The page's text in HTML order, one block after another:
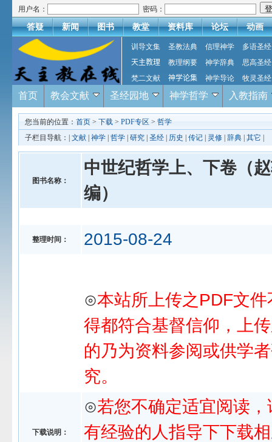
用户名： 密码：
答疑 新闻 图书 教堂 资料库 论坛 动画
训导文集 圣教法典 信理神学
多语圣经
天主教理
教理纲要 神学辞典
思高圣经
梵二文献
神学论集 神学导论 牧灵圣经
首页 教会文献 圣经园地 神学哲学 入教指南
您当前的位置： 首页 > 下载 > PDF专区 > 哲学
子栏目导航：| 文献 神学 哲学 研究 圣经 历史 传记 灵修 辞典 其它
图书名称：
中世纪哲学上、下卷（
编）
整理时间： 2015-08-24
⊙本站所上传之PDF文件
得都符合基督信仰，上
的乃为资料参阅或供学
究。
下载说明：
⊙若您不确定适宜阅读，
有经验的人指导下下载